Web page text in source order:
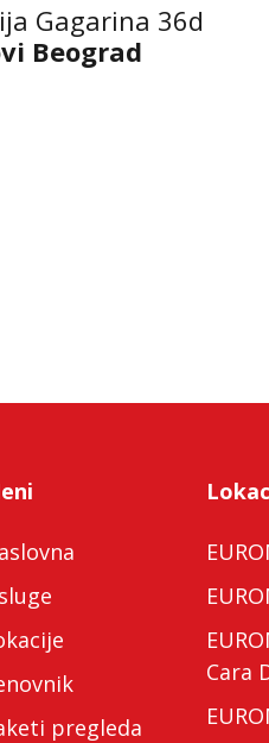
Gagarina 36d
Beograd
pregleda
Cara